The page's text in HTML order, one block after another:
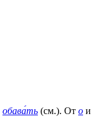
обава́ть (см.). От о и